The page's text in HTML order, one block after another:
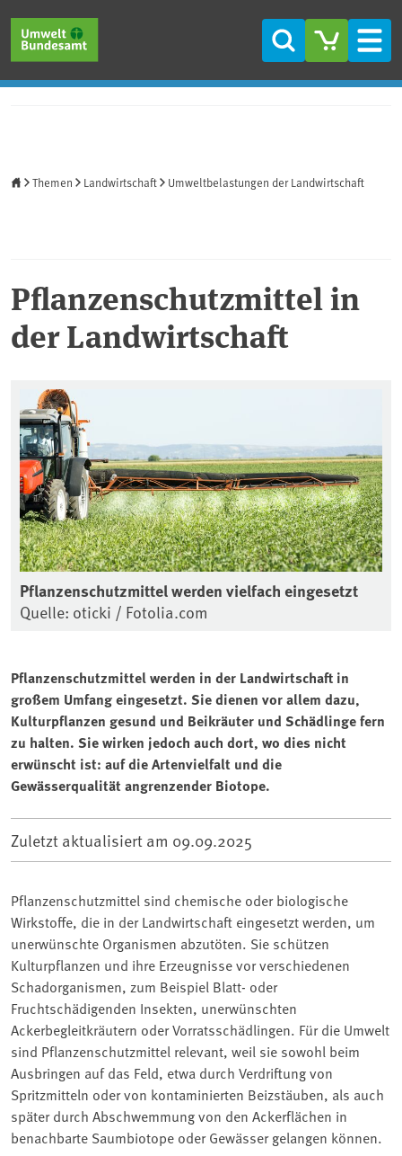
Suche
Themen Landwirtschaft Umweltbelastungen der Landwirtschaft
Pflanzenschutzmittel in
der Landwirtschaft
Pflanzenschutzmittel werden vielfach eingesetzt
Quelle: oticki / Fotolia.com
Pflanzenschutzmittel werden in der Landwirtschaft in
großem Umfang eingesetzt. Sie dienen vor allem dazu,
Kulturpflanzen gesund und Beikräuter und Schädlinge fern
zu halten. Sie wirken jedoch auch dort, wo dies nicht
erwünscht ist: auf die Artenvielfalt und die
Gewässerqualität angrenzender Biotope.
Zuletzt aktualisiert am 09.09.2025
Pflanzenschutzmittel sind chemische oder biologische
Wirkstoffe, die in der Landwirtschaft eingesetzt werden, um
unerwünschte Organismen abzutöten. Sie schützen
Kulturpflanzen und ihre Erzeugnisse vor verschiedenen
Schadorganismen, zum Beispiel Blatt- oder
Fruchtschädigenden Insekten, unerwünschten
Ackerbegleitkräutern oder Vorratsschädlingen. Für die Umwelt
sind Pflanzenschutzmittel relevant, weil sie sowohl beim
Ausbringen auf das Feld, etwa durch Verdriftung von
Spritzmitteln oder von kontaminierten Beizstäuben, als auch
später durch Abschwemmung von den Ackerflächen in
benachbarte Saumbiotope oder Gewässer gelangen können.